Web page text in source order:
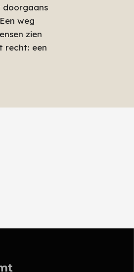
doorgaans
weg
zien
recht: een